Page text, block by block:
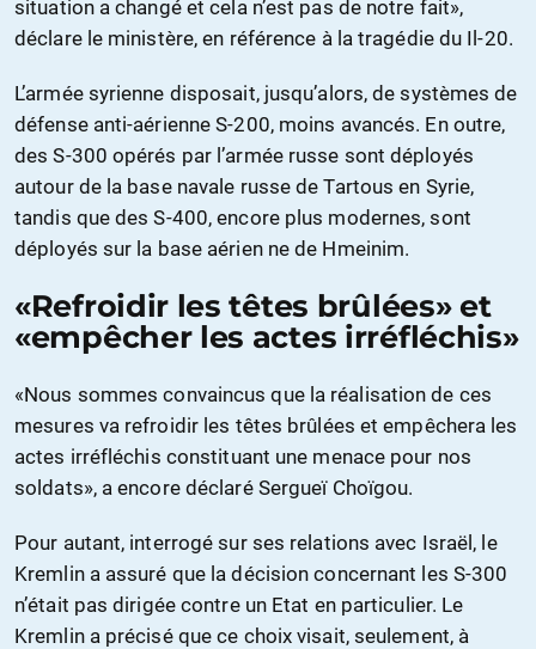
situation a changé et cela n’est pas de notre fait»,
déclare le ministère, en référence à la tragédie du Il-20.
L’armée syrienne disposait, jusqu’alors, de systèmes de
défense anti-aérienne S-200, moins avancés. En outre,
des S-300 opérés par l’armée russe sont déployés
autour de la base navale russe de Tartous en Syrie,
tandis que des S-400, encore plus modernes, sont
déployés sur la base aérien ne de Hmeinim.
«Refroidir les têtes brûlées» et
«empêcher les actes irréfléchis»
«Nous sommes convaincus que la réalisation de ces
mesures va refroidir les têtes brûlées et empêchera les
actes irréfléchis constituant une menace pour nos
soldats», a encore déclaré Sergueï Choïgou.
Pour autant, interrogé sur ses relations avec Israël, le
Kremlin a assuré que la décision concernant les S-300
n’était pas dirigée contre un Etat en particulier. Le
Kremlin a précisé que ce choix visait, seulement, à